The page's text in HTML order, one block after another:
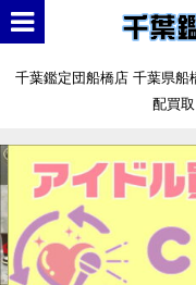
千葉鑑定団船橋店 千葉県
配買